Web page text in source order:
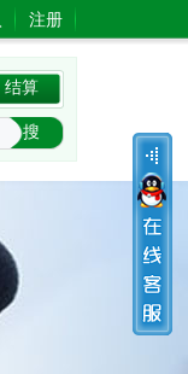
注册
结算
搜